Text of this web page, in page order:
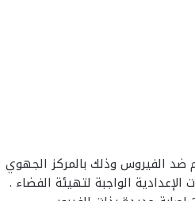
الفيروس وذلك بالمركز الجهوي
الواجبة لتهيئة الفضاء .